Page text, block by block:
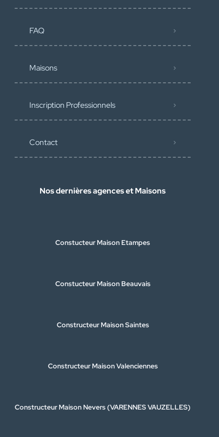
FAQ
Maisons
Inscription Professionnels
Contact
Nos dernières agences et Maisons
Constucteur Maison Etampes
Constucteur Maison Beauvais
Constructeur Maison Saintes
Constructeur Maison Valenciennes
Constructeur Maison Nevers (VARENNES VAUZELLES)